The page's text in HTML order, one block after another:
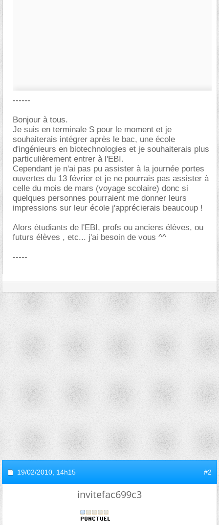
------
Bonjour à tous.
Je suis en terminale S pour le moment et je
souhaiterais intégrer après le bac, une école
d'ingénieurs en biotechnologies et je souhaiterais plus
particulièrement entrer à l'EBI.
Cependant je n'ai pas pu assister à la journée portes
ouvertes du 13 février et je ne pourrais pas assister à
celle du mois de mars (voyage scolaire) donc si
quelques personnes pourraient me donner leurs
impressions sur leur école j'apprécierais beaucoup !
Alors étudiants de l'EBI, profs ou anciens élèves, ou
futurs élèves , etc... j'ai besoin de vous ^^
-----
19/02/2010, 14h15 #2
invitefac699c3